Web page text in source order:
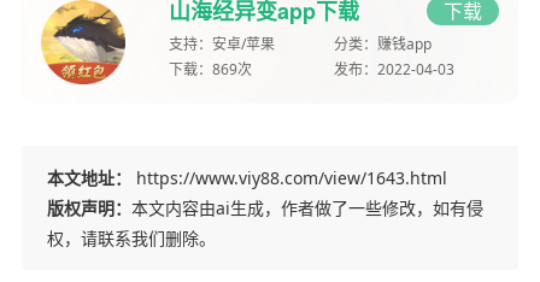
山海经异变app下载 下载
支持： 安卓/苹果 分类： 赚钱app
下载： 869次 发布： 2022-04-03
本文地址：
https://www.viy88.com/view/1643.html
版权声明： 本文内容由ai生成，作者做了一些修改，如有侵
权，请联系我们删除。